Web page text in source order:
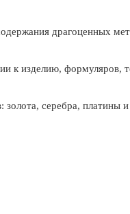
драгоценных
к изделию, формуляров,
золота, серебра,